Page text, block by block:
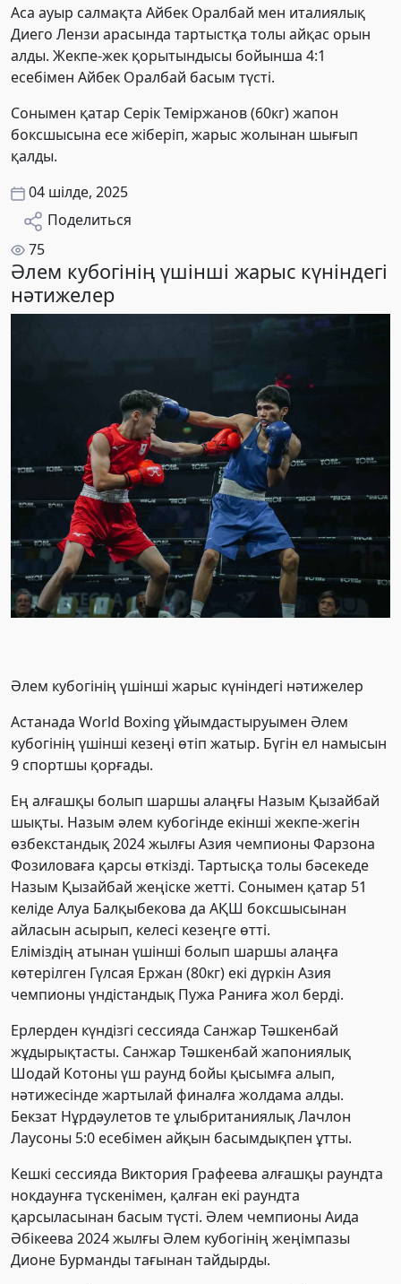
Аса ауыр салмақта Айбек Оралбай мен италиялық
Диего Лензи арасында тартыстқа толы айқас орын
алды. Жекпе-жек қорытындысы бойынша 4:1
есебімен Айбек Оралбай басым түсті.
Сонымен қатар Серік Теміржанов (60кг) жапон
боксшысына есе жіберіп, жарыс жолынан шығып
қалды.
04 шілде, 2025
Поделиться
75
Әлем кубогінің үшінші жарыс күніндегі
нәтижелер
Әлем кубогінің үшінші жарыс күніндегі нәтижелер
Астанада World Boxing ұйымдастыруымен Әлем
кубогінің үшінші кезеңі өтіп жатыр. Бүгін ел намысын
9 спортшы қорғады.
Ең алғашқы болып шаршы алаңғы Назым Қызайбай
шықты. Назым әлем кубогінде екінші жекпе-жегін
өзбекстандық 2024 жылғы Азия чемпионы Фарзона
Фозиловаға қарсы өткізді. Тартысқа толы бәсекеде
Назым Қызайбай жеңіске жетті. Сонымен қатар 51
келіде Алуа Балқыбекова да АҚШ боксшысынан
айласын асырып, келесі кезеңге өтті.
Еліміздің атынан үшінші болып шаршы алаңға
көтерілген Гүлсая Ержан (80кг) екі дүркін Азия
чемпионы үндістандық Пужа Раниға жол берді.
Ерлерден күндізгі сессияда Санжар Тәшкенбай
жұдырықтасты. Санжар Тәшкенбай жапониялық
Шодай Котоны үш раунд бойы қысымға алып,
нәтижесінде жартылай финалға жолдама алды.
Бекзат Нұрдәулетов те ұлыбританиялық Лачлон
Лаусоны 5:0 есебімен айқын басымдықпен ұтты.
Кешкі сессияда Виктория Графеева алғашқы раундта
нокдаунға түскенімен, қалған екі раундта
қарсыласынан басым түсті. Әлем чемпионы Аида
Әбікеева 2024 жылғы Әлем кубогінің жеңімпазы
Дионе Бурманды тағынан тайдырды.